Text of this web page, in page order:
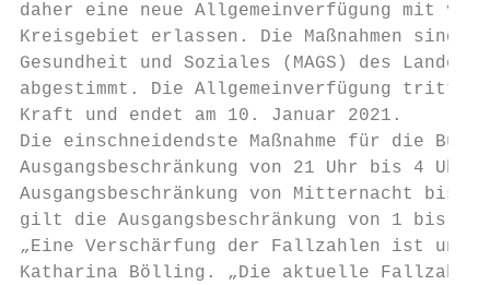
daher eine neue Allgemeinverfügung mit
Kreisgebiet erlassen. Die Maßnahmen sind
Gesundheit und Soziales (MAGS) des Landes
abgestimmt. Die Allgemeinverfügung tritt
Kraft und endet am 10. Januar 2021.
Die einschneidendste Maßnahme für die
Ausgangsbeschränkung von 21 Uhr bis 4
Ausgangsbeschränkung von Mitternacht bis
gilt die Ausgangsbeschränkung von 1 bis 6
„Eine Verschärfung der Fallzahlen ist
Katharina Bölling. „Die aktuelle